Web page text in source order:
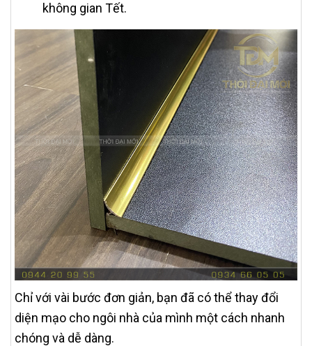
không gian Tết.
Chỉ với vài bước đơn giản, bạn đã có thể thay đổi
diện mạo cho ngôi nhà của mình một cách nhanh
chóng và dễ dàng.